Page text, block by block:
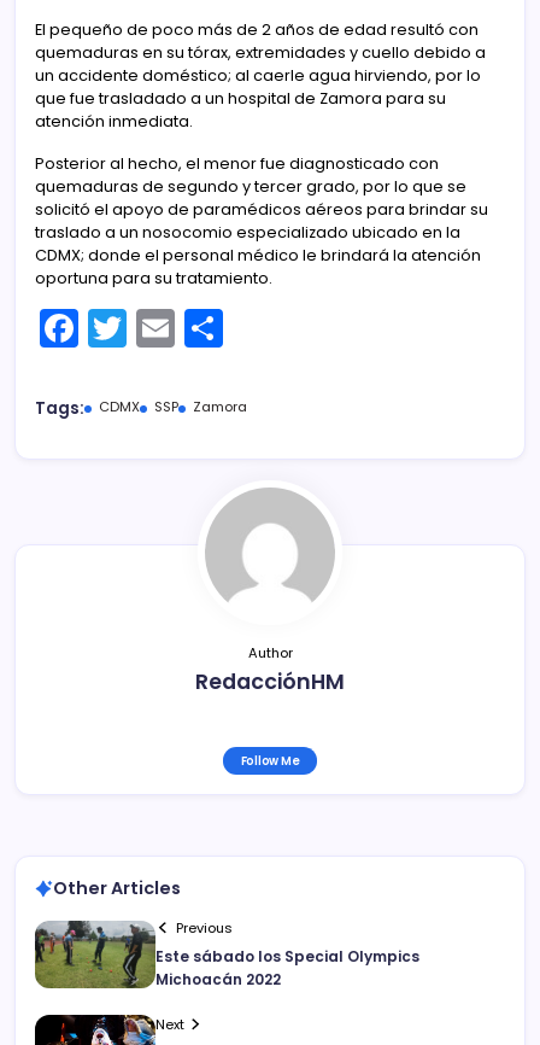
El pequeño de poco más de 2 años de edad resultó con
quemaduras en su tórax, extremidades y cuello debido a
un accidente doméstico; al caerle agua hirviendo, por lo
que fue trasladado a un hospital de Zamora para su
atención inmediata.
Posterior al hecho, el menor fue diagnosticado con
quemaduras de segundo y tercer grado, por lo que se
solicitó el apoyo de paramédicos aéreos para brindar su
traslado a un nosocomio especializado ubicado en la
CDMX; donde el personal médico le brindará la atención
oportuna para su tratamiento.
F
c
T
itt
E
ai m
ar
tir
Tags: CDMX SSP Zamora
Author
RedacciónHM
Follow Me
Other Articles
Previous
Este sábado los Special Olympics
Michoacán 2022
Next